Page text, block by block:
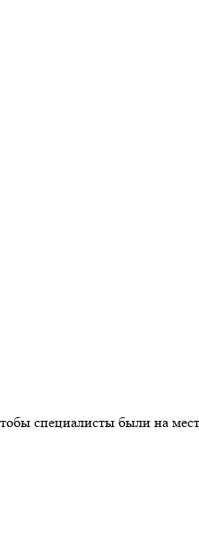
специалисты были на